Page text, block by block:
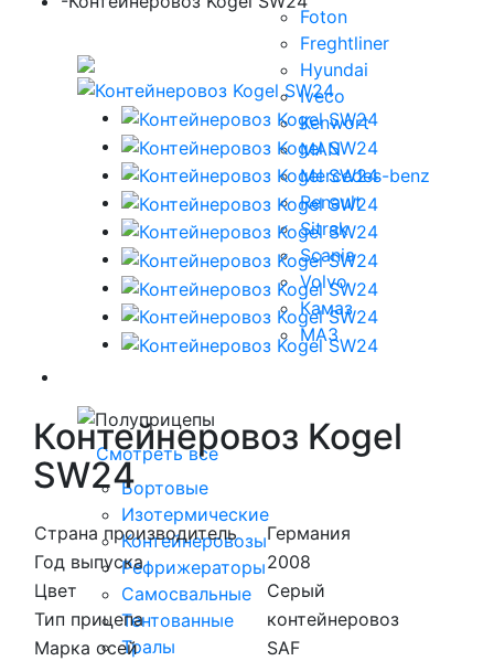
Foton
Freghtliner
Hyundai
Iveco
Kenwort
MAN
Mercedes-benz
Renault
Sitrak
Scania
Volvo
Камаз
МАЗ
Смотреть все
Бортовые
Изотермические
Контейнеровозы
Рефрижераторы
Самосвальные
Тентованные
Тралы
Контейнеровоз Kogel
SW24
Страна производитель
Германия
Год выпуска
2008
Цвет
Серый
Тип прицепа
контейнеровоз
Марка осей
SAF